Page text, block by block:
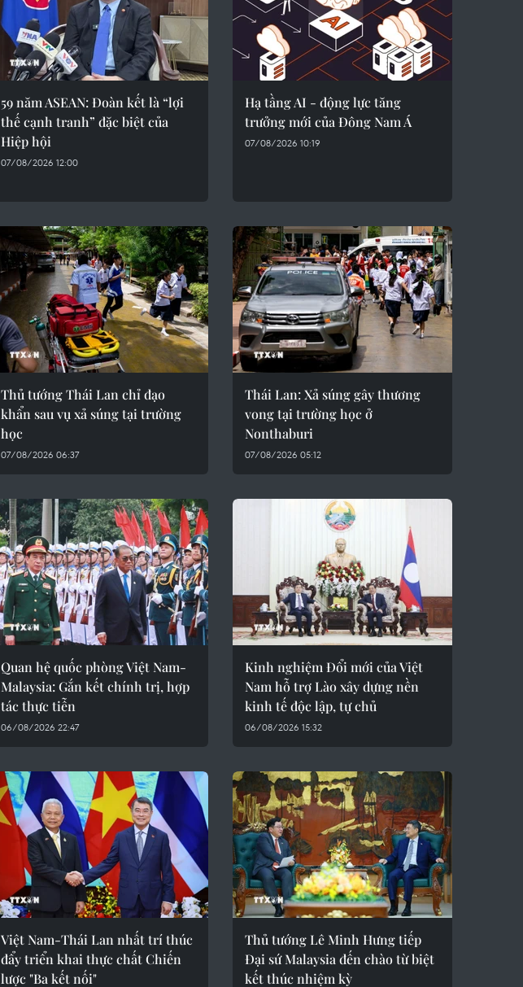
59 năm ASEAN: Đoàn kết là “lợi
thế cạnh tranh” đặc biệt của
Hiệp hội
07/08/2026 12:00
Hạ tầng AI - động lực tăng
trưởng mới của Đông Nam Á
07/08/2026 10:19
Thủ tướng Thái Lan chỉ đạo
khẩn sau vụ xả súng tại trường
học
07/08/2026 06:37
Thái Lan: Xả súng gây thương
vong tại trường học ở
Nonthaburi
07/08/2026 05:12
Quan hệ quốc phòng Việt Nam-
Malaysia: Gắn kết chính trị, hợp
tác thực tiễn
06/08/2026 22:47
Kinh nghiệm Đổi mới của Việt
Nam hỗ trợ Lào xây dựng nền
kinh tế độc lập, tự chủ
06/08/2026 15:32
Việt Nam-Thái Lan nhất trí thúc
đẩy triển khai thực chất Chiến
lược "Ba kết nối"
Thủ tướng Lê Minh Hưng tiếp
Đại sứ Malaysia đến chào từ biệt
kết thúc nhiệm kỳ